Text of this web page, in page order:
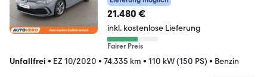
21.480 €
inkl. kostenlose Lieferung
Fairer Preis
Unfallfrei • EZ 10/2020 • 74.335 km • 110 kW (150 PS) • Benzin